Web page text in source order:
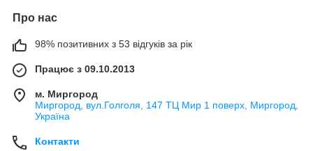
Про нас
98% позитивних з 53 відгуків за рік
Працює з 09.10.2013
м. Миргород
Миргород, вул.Голголя, 147 ТЦ Мир 1 поверх, Миргород,
Україна
Контакти